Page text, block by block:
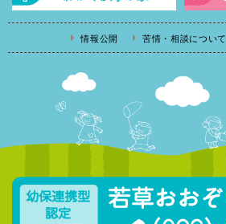
情報公開 苦情・相談について